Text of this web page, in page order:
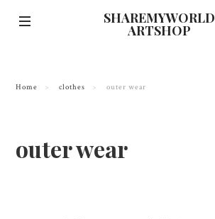
SHAREMYWORLD
ARTSHOP
Home clothes outer wear
outer wear